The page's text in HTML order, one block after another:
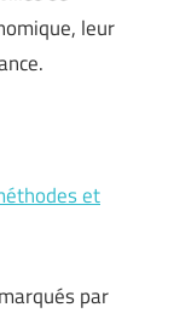
leur
et
par